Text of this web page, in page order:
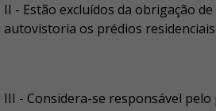
II - Estão excluídos da obrigação
autovistoria os prédios
III - Considera-se responsável